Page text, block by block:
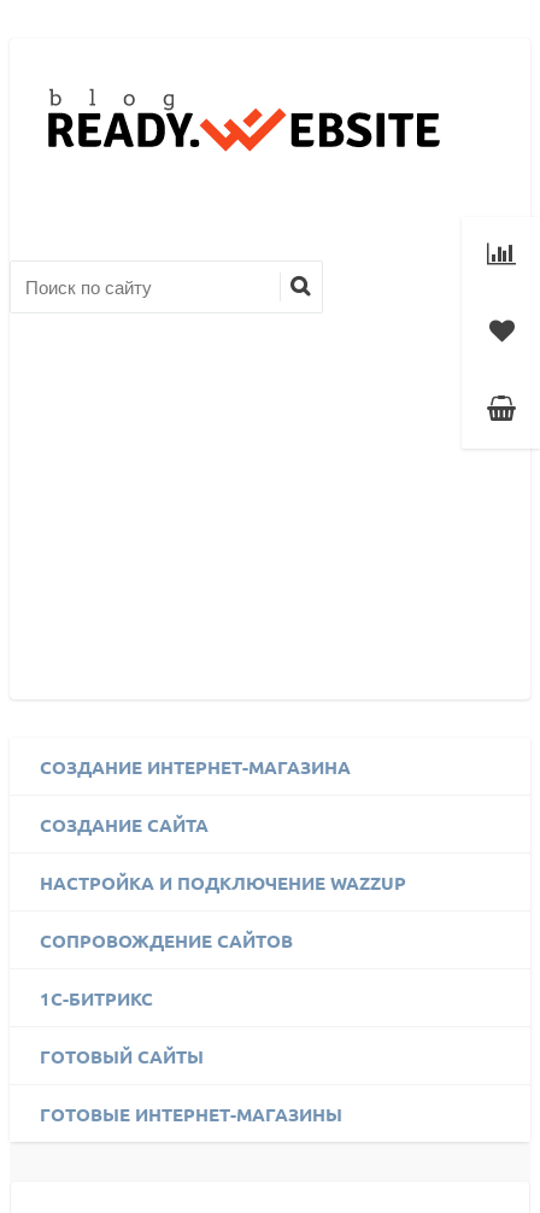
СОЗДАНИЕ ИНТЕРНЕТ-МАГАЗИНА
СОЗДАНИЕ САЙТА
НАСТРОЙКА И ПОДКЛЮЧЕНИЕ WAZZUP
СОПРОВОЖДЕНИЕ САЙТОВ
1C-БИТРИКС
ГОТОВЫЙ САЙТЫ
ГОТОВЫЕ ИНТЕРНЕТ-МАГАЗИНЫ